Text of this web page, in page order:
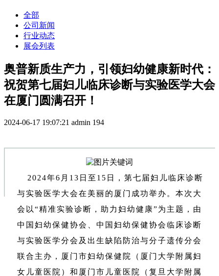
全部
公司新闻
行业动态
展会列表
奥普新质生产力，引领妇幼健康新时代：
祝贺第七届妇儿临床诊断与实验医学大会
在厦门圆满召开！
2024-06-17 19:07:21 admin 194
2024年6月13日至15日，第七届妇儿临床诊断
与实验医学大会在美丽的厦门成功举办。本次大
会以“精准实验诊断，助力妇幼健康”为主题，由
中国妇幼保健协会、中国妇幼保健协会临床诊断
与实验医学分会及出生缺陷防治与分子遗传分会
联合主办，厦门市妇幼保健院（厦门大学附属妇
女儿童医院）和厦门市儿童医院（复旦大学附属